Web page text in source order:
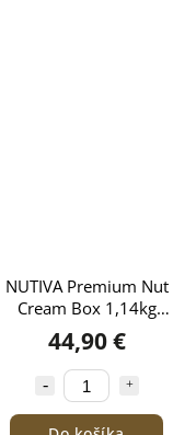
NUTIVA Premium Nut
Cream Box 1,14kg
(Green)
44,90 €